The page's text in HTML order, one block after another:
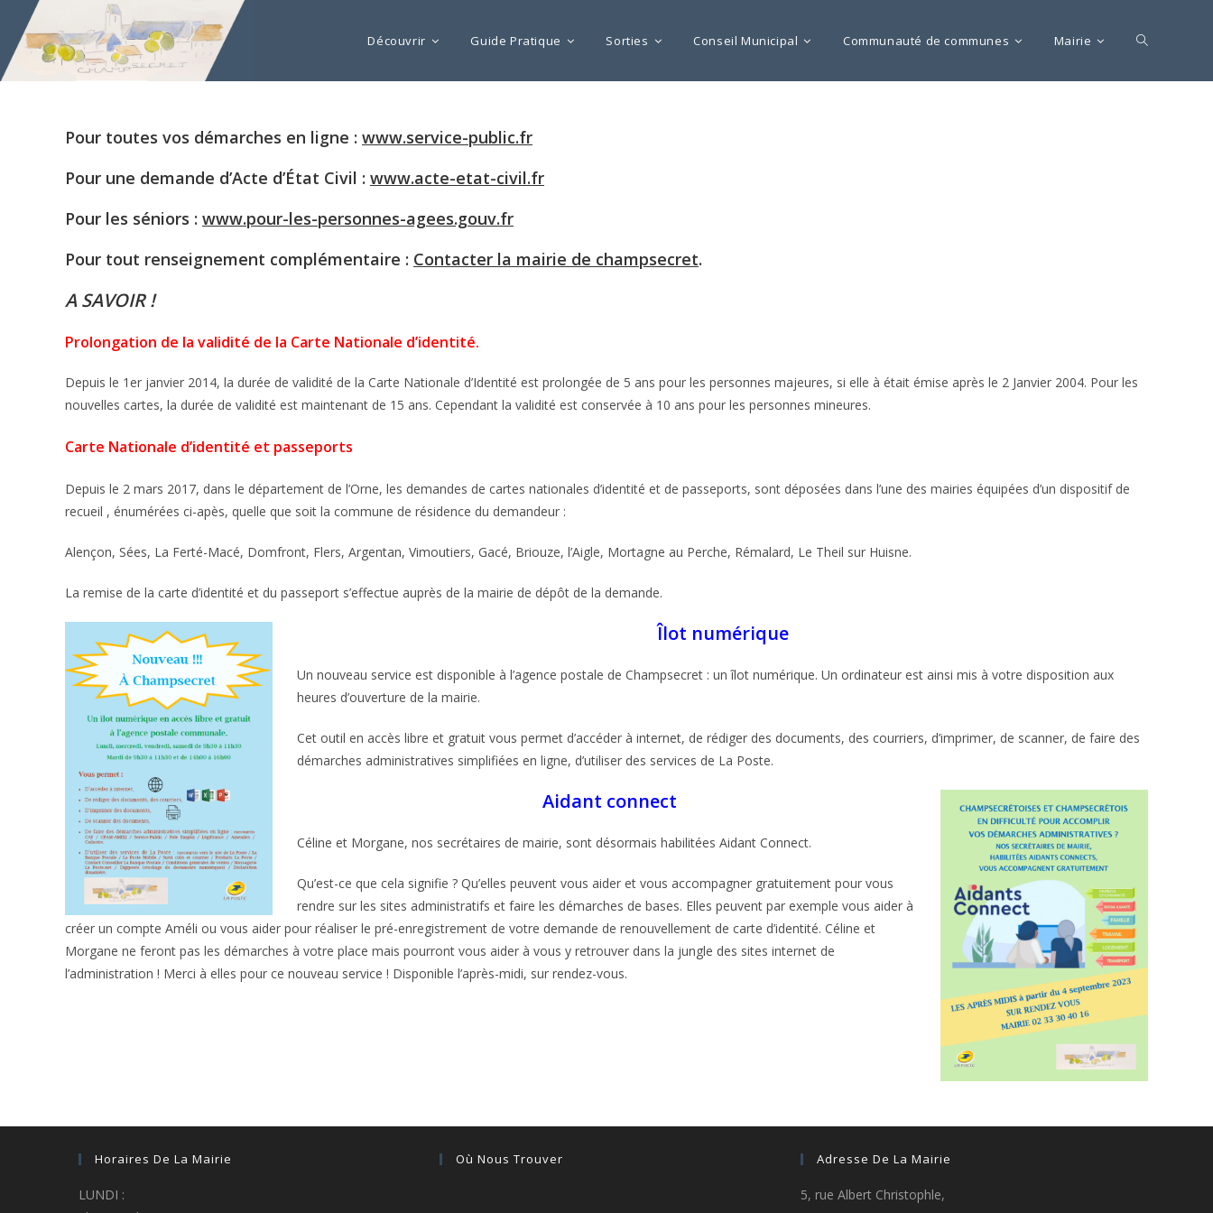
Découvrir Guide Pratique Sorties Conseil Municipal Communauté de communes Mairie
Pour toutes vos démarches en ligne : www.service-public.fr
Pour une demande d’Acte d’État Civil : www.acte-etat-civil.fr
Pour les séniors : www.pour-les-personnes-agees.gouv.fr
Pour tout renseignement complémentaire : Contacter la mairie de champsecret.
A SAVOIR !
Prolongation de la validité de la Carte Nationale d’identité.
Depuis le 1er janvier 2014, la durée de validité de la Carte Nationale d’Identité est prolongée de 5 ans pour les personnes majeures, si elle à était émise après le 2 Janvier 2004. Pour les
nouvelles cartes, la durée de validité est maintenant de 15 ans. Cependant la validité est conservée à 10 ans pour les personnes mineures.
Carte Nationale d’identité et passeports
Depuis le 2 mars 2017, dans le département de l’Orne, les demandes de cartes nationales d’identité et de passeports, sont déposées dans l’une des mairies équipées d’un dispositif de
recueil , énumérées ci-apès, quelle que soit la commune de résidence du demandeur :
Alençon, Sées, La Ferté-Macé, Domfront, Flers, Argentan, Vimoutiers, Gacé, Briouze, l’Aigle, Mortagne au Perche, Rémalard, Le Theil sur Huisne.
La remise de la carte d’identité et du passeport s’effectue auprès de la mairie de dépôt de la demande.
Îlot numérique
Un nouveau service est disponible à l’agence postale de Champsecret : un îlot numérique. Un ordinateur est ainsi mis à votre disposition aux
heures d’ouverture de la mairie.
Cet outil en accès libre et gratuit vous permet d’accéder à internet, de rédiger des documents, des courriers, d’imprimer, de scanner, de faire des
démarches administratives simplifiées en ligne, d’utiliser des services de La Poste.
Aidant connect
Céline et Morgane, nos secrétaires de mairie, sont désormais habilitées Aidant Connect.
Qu’est-ce que cela signifie ? Qu’elles peuvent vous aider et vous accompagner gratuitement pour vous
rendre sur les sites administratifs et faire les démarches de bases. Elles peuvent par exemple vous aider à
créer un compte Améli ou vous aider pour réaliser le pré-enregistrement de votre demande de renouvellement de carte d’identité. Céline et
Morgane ne feront pas les démarches à votre place mais pourront vous aider à vous y retrouver dans la jungle des sites internet de
l’administration ! Merci à elles pour ce nouveau service ! Disponible l’après-midi, sur rendez-vous.
Horaires De La Mairie
LUNDI :
Où Nous Trouver Adresse De La Mairie
5, rue Albert Christophle,